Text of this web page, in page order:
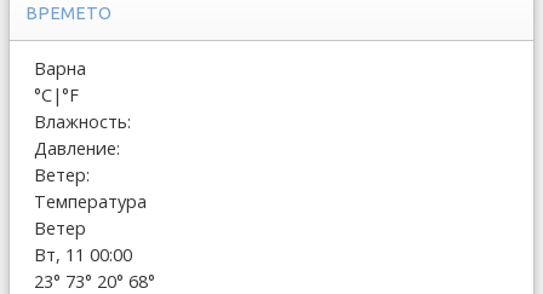
ВРЕМЕТО
Варна
°C|°F
Влажность:
Давление:
Ветер:
Температура
Ветер
Вт, 11 00:00
23° 73° 20° 68°